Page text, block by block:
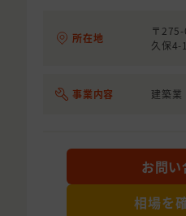
所在地
〒
久保4-
事業内容 建築業
お問
相場を